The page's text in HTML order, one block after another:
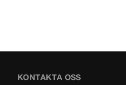
KONTAKTA OSS